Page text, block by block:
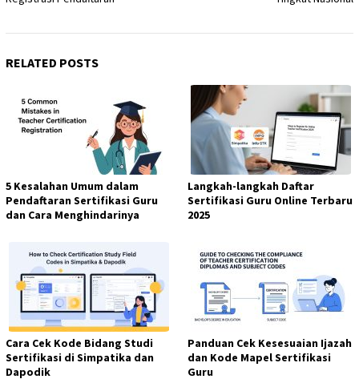
RELATED POSTS
5 Kesalahan Umum dalam
Pendaftaran Sertifikasi Guru
dan Cara Menghindarinya
Langkah-langkah Daftar
Sertifikasi Guru Online Terbaru
2025
Cara Cek Kode Bidang Studi
Sertifikasi di Simpatika dan
Dapodik
Panduan Cek Kesesuaian Ijazah
dan Kode Mapel Sertifikasi
Guru